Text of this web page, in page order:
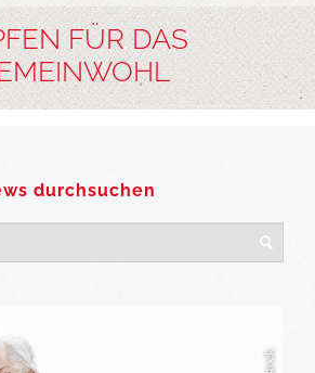
FÜR DAS
durchsuchen